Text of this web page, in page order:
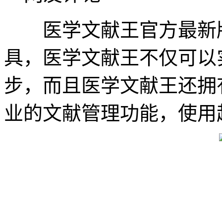
医学文献王官方最新
具，医学文献王不仅可
步，而且医学文献王还
业的文献管理功能，使